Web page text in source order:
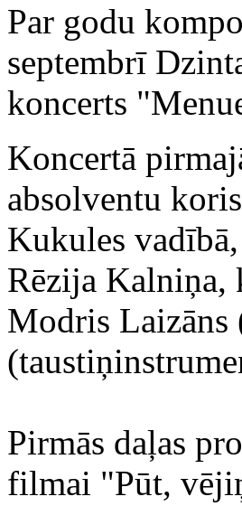
Par godu
septembrī
koncerts
Koncertā
absolventu
Kukules
Rēzija Kalniņa,
Modris Laizāns
Pirmās daļas
filmai "Pūt,